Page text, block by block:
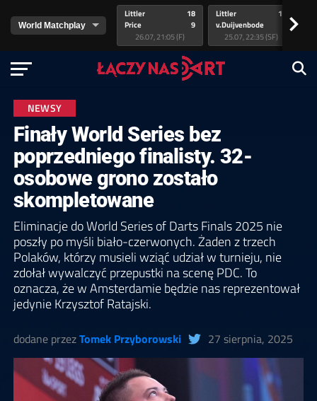
Littler
Price
18
9
26.07, 21:05 (F)
Littler
v.Duijvenbode
17
25.07, 22:35 (SF)
>
NEWSY
Finały World Series bez
poprzedniego finalisty. 32-
osobowe grono zostało
skompletowane
Eliminacje do World Series of Darts Finals 2025 nie
poszły po myśli biało-czerwonych. Żaden z trzech
Polaków, którzy musieli wziąć udział w turnieju, nie
zdołał wywalczyć przepustki na scenę PDC. To
oznacza, że w Amsterdamie będzie nas reprezentował
jedynie Krzysztof Ratajski.
dodane przezTomek Przyborowski 27 sierpnia, 2025